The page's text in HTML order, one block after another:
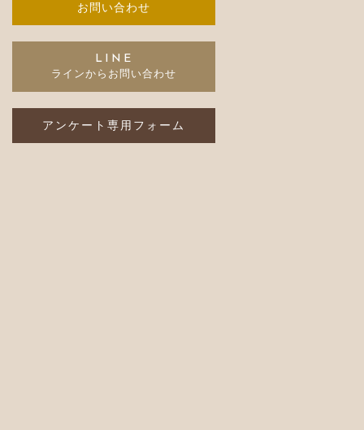
お問い合わせ
LINE
アンケート専用フォーム